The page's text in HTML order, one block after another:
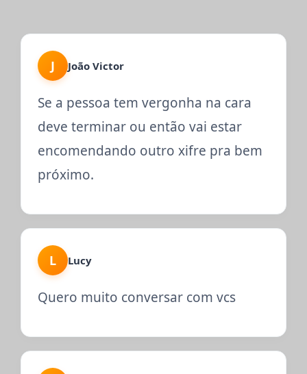
J João Victor
Se a pessoa tem vergonha na cara
deve terminar ou então vai estar
encomendando outro xifre pra bem
próximo.
L Lucy
Quero muito conversar com vcs